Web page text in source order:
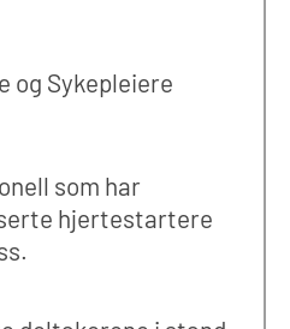
og Sykepleiere
som har
hjertestartere